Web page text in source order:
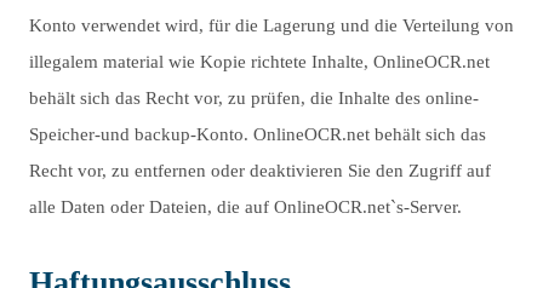
Konto verwendet wird, für die Lagerung und die Verteilung von
illegalem material wie Kopie richtete Inhalte, OnlineOCR.net
behält sich das Recht vor, zu prüfen, die Inhalte des online-
Speicher-und backup-Konto. OnlineOCR.net behält sich das
Recht vor, zu entfernen oder deaktivieren Sie den Zugriff auf
alle Daten oder Dateien, die auf OnlineOCR.net`s-Server.